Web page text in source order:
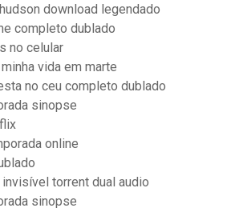
download legendado
completo dublado
no celular
vida em marte
no ceu completo dublado
sinopse
online
torrent dual audio
sinopse